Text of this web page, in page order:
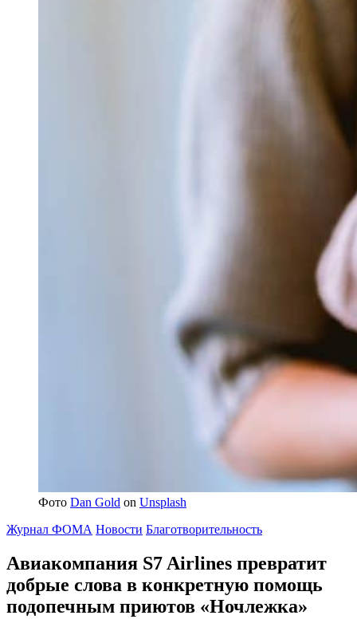
Фото Dan Gold on Unsplash
Журнал ФОМА Новости Благотворительность
Авиакомпания S7 Airlines превратит
добрые слова в конкретную помощь
подопечным приютов «Ночлежка»